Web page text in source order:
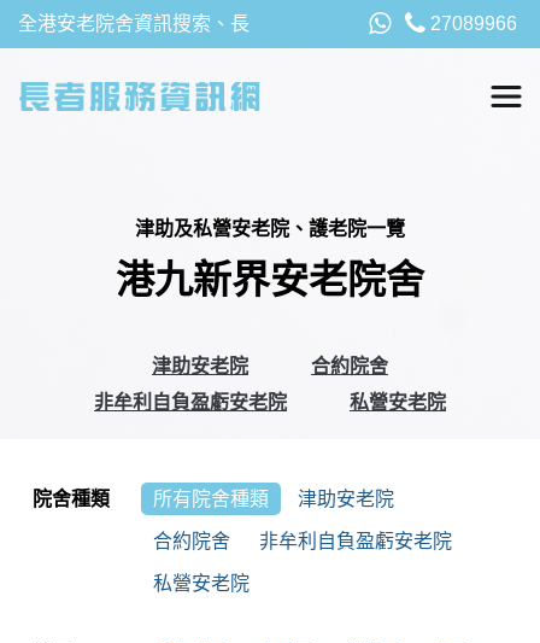
全港安老院舍資訊搜索、長 27089966
津助及私營安老院、護老院一覽
港九新界安老院舍
津助安老院
合約院舍
非牟利自負盈虧安老院
私營安老院
院舍種類 所有院舍種類 津助安老院
合約院舍 非牟利自負盈虧安老院
私營安老院